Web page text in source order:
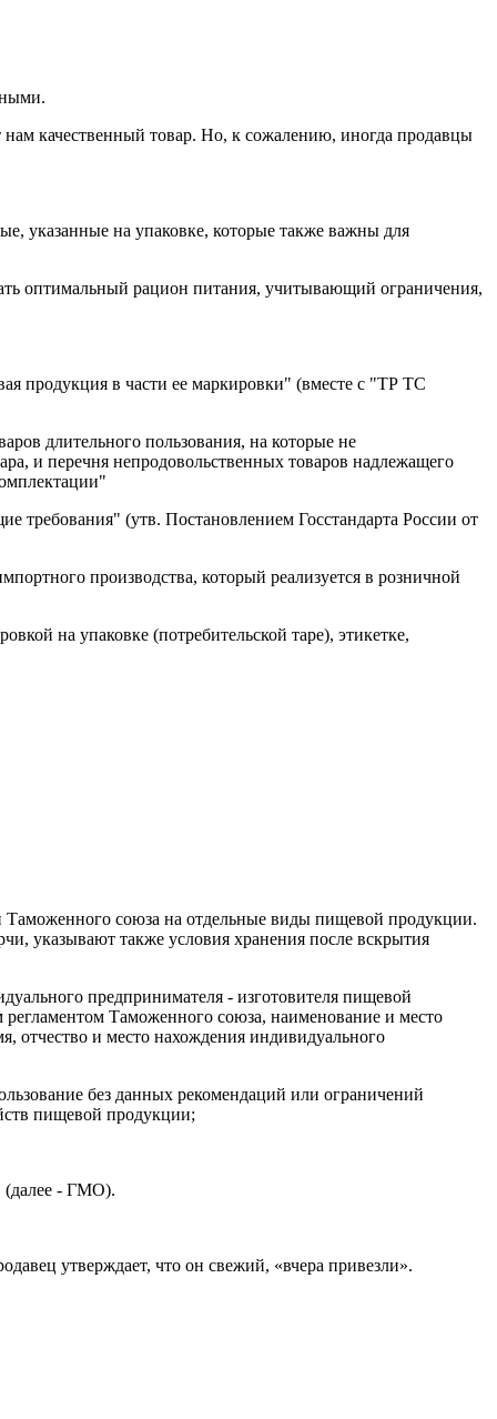
качественный товар. Но, к сожалению, иногда продавцы
указанные на упаковке, которые также важны для
оптимальный рацион питания, учитывающий ограничения,
продукция в части ее маркировки" (вместе с "ТР ТС
длительного пользования, на которые не
и перечня непродовольственных товаров надлежащего
(утв. Постановлением Госстандарта России от
производства, который реализуется в розничной
на упаковке (потребительской таре), этикетке,
Таможенного союза на отдельные виды пищевой продукции.
указывают также условия хранения после вскрытия
предпринимателя - изготовителя пищевой
Таможенного союза, наименование и место
отчество и место нахождения индивидуального
без данных рекомендаций или ограничений
пищевой продукции;
(далее - ГМО).
утверждает, что он свежий, «вчера привезли».